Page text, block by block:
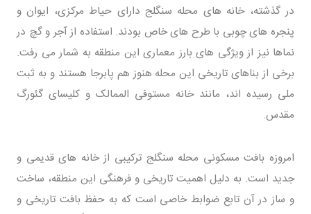
در گذشته، خانه‌ های محله سنگلج دارای حیاط مرکزی، ایوان و
پنجره‌ های چوبی با طرح‌ های خاص بودند. استفاده از آجر و گچ در
نماها نیز از ویژگی‌ های بارز معماری این منطقه به شمار می‌ رفت.
برخی از بناهای تاریخی این محله هنوز هم پابرجا هستند و به ثبت
ملی رسیده‌ اند، مانند خانه مستوفی‌ الممالک و کلیسای گئورگ
مقدس.
امروزه بافت مسکونی محله سنگلج ترکیبی از خانه‌ های قدیمی و
جدید است. به دلیل اهمیت تاریخی و فرهنگی این منطقه، ساخت
و ساز در آن تابع ضوابط خاصی است که به حفظ بافت تاریخی و